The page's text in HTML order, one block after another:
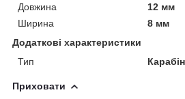
Довжина
12 мм
Ширина
8 мм
Додаткові характеристики
Тип
Карабін
Приховати